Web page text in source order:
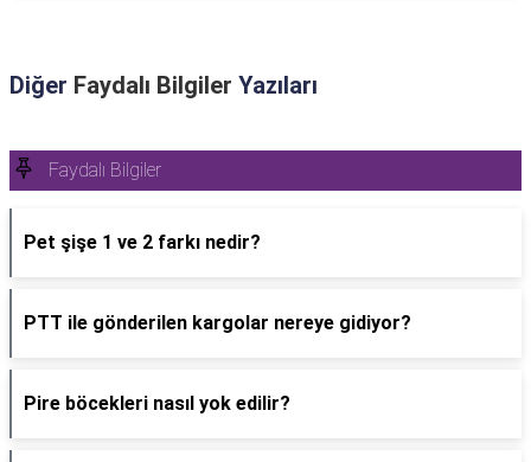
Diğer Faydalı Bilgiler Yazıları
Faydalı Bilgiler
Pet şişe 1 ve 2 farkı nedir?
PTT ile gönderilen kargolar nereye gidiyor?
Pire böcekleri nasıl yok edilir?